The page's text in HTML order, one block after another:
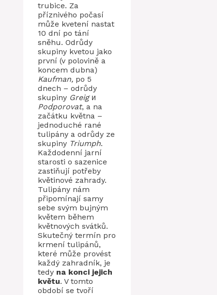
trubice. Za
příznivého počasí
může kvetení nastat
10 dní po tání
sněhu. Odrůdy
skupiny kvetou jako
první (v polovině a
koncem dubna)
Kaufman, po 5
dnech – odrůdy
skupiny Greigи
Podporovat, a na
začátku května –
jednoduché rané
tulipány a odrůdy ze
skupiny Triumph.
Každodenní jarní
starosti o sazenice
zastiňují potřeby
květinové zahrady.
Tulipány nám
připomínají samy
sebe svým bujným
květem během
květnových svátků.
Skutečný termín pro
krmení tulipánů,
které může provést
každý zahradník, je
tedy na konci jejich
květu. V tomto
období se tvoří